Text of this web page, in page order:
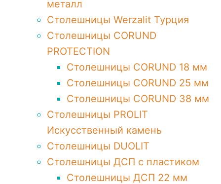
металл
Столешницы Werzalit Турция
Столешницы CORUND
PROTECTION
Столешницы CORUND 18 мм
Столешницы CORUND 25 мм
Столешницы CORUND 38 мм
Столешницы PROLIT
Искусственный камень
Столешницы DUOLIT
Столешницы ДСП с пластиком
Столешницы ДСП 22 мм